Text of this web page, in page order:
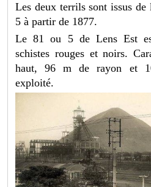
Les deux terrils sont issus
5 à partir de 1877.
Le 81 ou 5 de Lens Est
schistes rouges et noirs.
haut, 96 m de rayon et
exploité.